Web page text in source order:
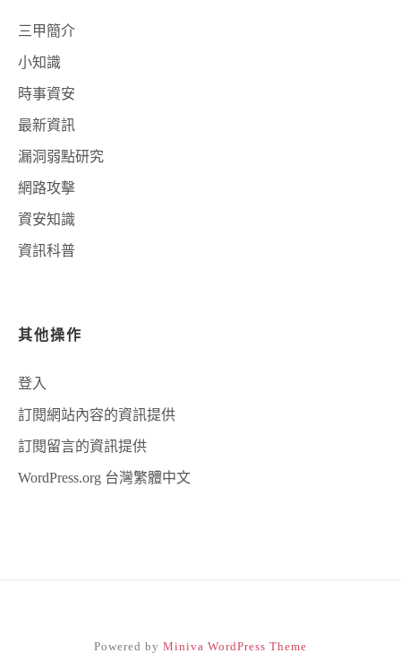
三甲簡介
小知識
時事資安
最新資訊
漏洞弱點研究
網路攻擊
資安知識
資訊科普
其他操作
登入
訂閱網站內容的資訊提供
訂閱留言的資訊提供
WordPress.org 台灣繁體中文
Powered by Miniva WordPress Theme